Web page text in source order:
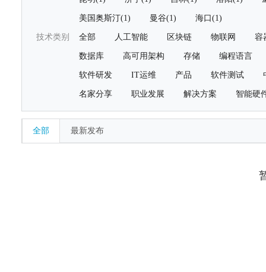
美国奥斯汀(1) 曼谷(1) 海口(1)
技术类别 全部 人工智能 区块链 物联网 容
数据库 高可用架构 存储 编程语言
软件研发 IT运维 产品 软件测试
名家分享 职业发展 解决方案 智能硬
全部 最新发布